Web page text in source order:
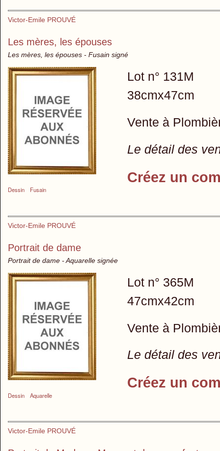
Victor-Emile PROUVÉ
Les mères, les épouses
Les mères, les épouses - Fusain signé
Dessin Fusain
Lot n° 131M
38cmx47cm
Vente à
Le détail des
Créez un
Victor-Emile PROUVÉ
Portrait de dame
Portrait de dame - Aquarelle signée
Dessin Aquarelle
Lot n° 365M
47cmx42cm
Vente à
Le détail des
Créez un
Victor-Emile PROUVÉ